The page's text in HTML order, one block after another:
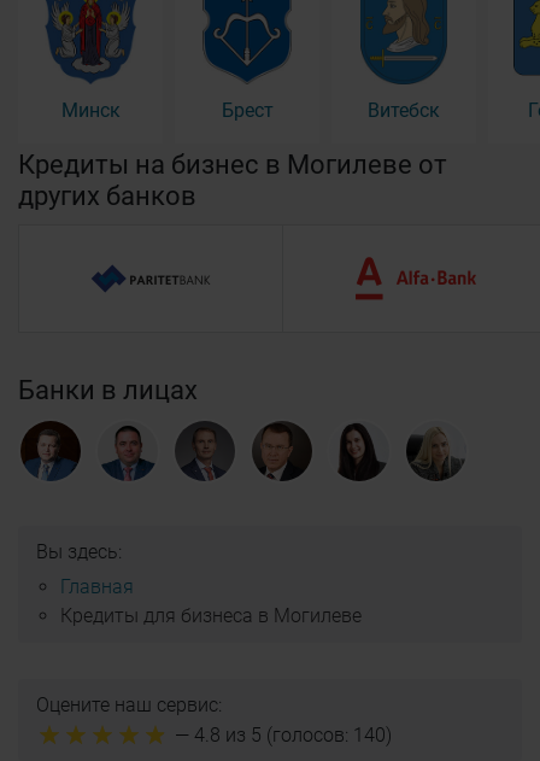
Минск Брест Витебск
Кредиты на бизнес в Могилеве от
других банков
Банки в лицах
Вы здесь:
Главная
Кредиты для бизнеса в Могилеве
Оцените наш сервис:
— 4.8 из 5 (голосов: 140)